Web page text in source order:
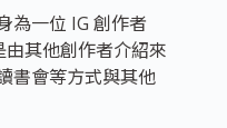
為一位 IG 創作者
其他創作者介紹來
書會等方式與其他